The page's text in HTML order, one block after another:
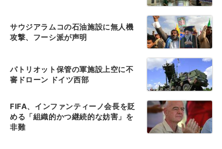
サウジアラムコの石油施設に無人機
攻撃、フーシ派が声明
パトリオット保管の軍施設上空に不
審ドローン ドイツ西部
FIFA、インファンティーノ会長を貶
める「組織的かつ継続的な妨害」を
非難